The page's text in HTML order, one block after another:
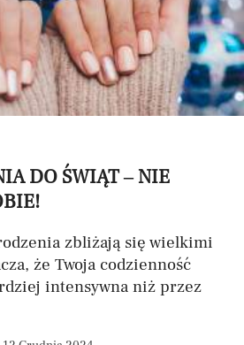
DO ŚWIĄT – NIE
zbliżają się wielkimi
że Twoja codzienność
intensywna niż przez